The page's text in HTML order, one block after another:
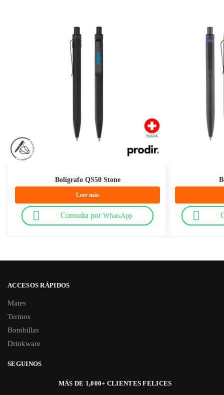
Boligrafo QS50 Stone
Leer más
Consulta por WhatsApp
ACCESOS RÁPIDOS
Mates
Termos
Bombillas
Drinkware
SEGUINOS
MÁS DE 1,000+ CLIENTES FELICES